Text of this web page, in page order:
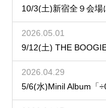
2026.05.01
2026.04.29
5/6(水)Minil Album「